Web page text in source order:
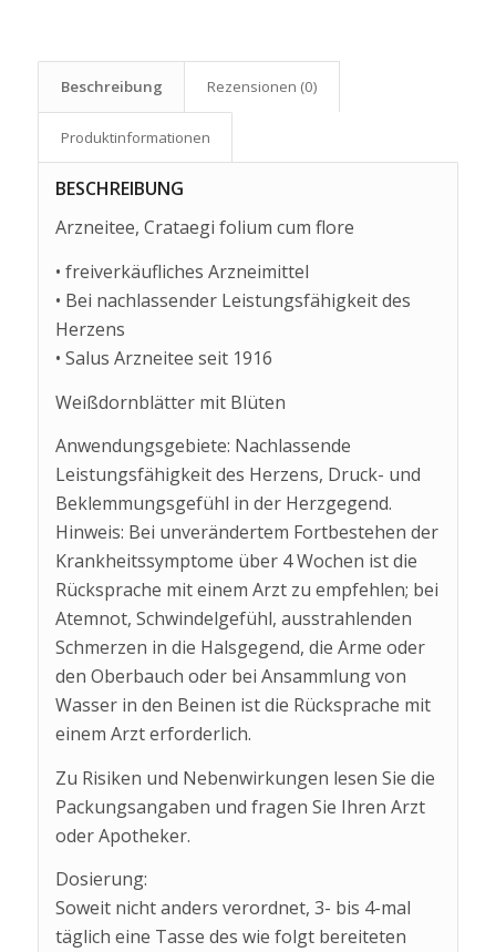
Beschreibung Rezensionen (0)
Produkt­informationen
BESCHREIBUNG
Arzneitee, Crataegi folium cum flore
• freiverkäufliches Arzneimittel
• Bei nachlassender Leistungsfähigkeit des
Herzens
• Salus Arzneitee seit 1916
Weißdornblätter mit Blüten
Anwendungsgebiete: Nachlassende
Leistungsfähigkeit des Herzens, Druck- und
Beklemmungsgefühl in der Herzgegend.
Hinweis: Bei unverändertem Fortbestehen der
Krankheitssymptome über 4 Wochen ist die
Rücksprache mit einem Arzt zu empfehlen; bei
Atemnot, Schwindelgefühl, ausstrahlenden
Schmerzen in die Halsgegend, die Arme oder
den Oberbauch oder bei Ansammlung von
Wasser in den Beinen ist die Rücksprache mit
einem Arzt erforderlich.
Zu Risiken und Nebenwirkungen lesen Sie die
Packungsangaben und fragen Sie Ihren Arzt
oder Apotheker.
Dosierung:
Soweit nicht anders verordnet, 3- bis 4-mal
täglich eine Tasse des wie folgt bereiteten